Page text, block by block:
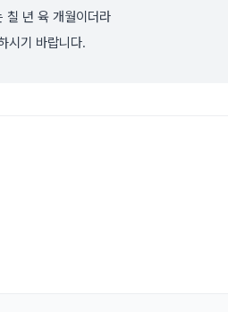
칠 년 육 개월이더라
시기 바랍니다.